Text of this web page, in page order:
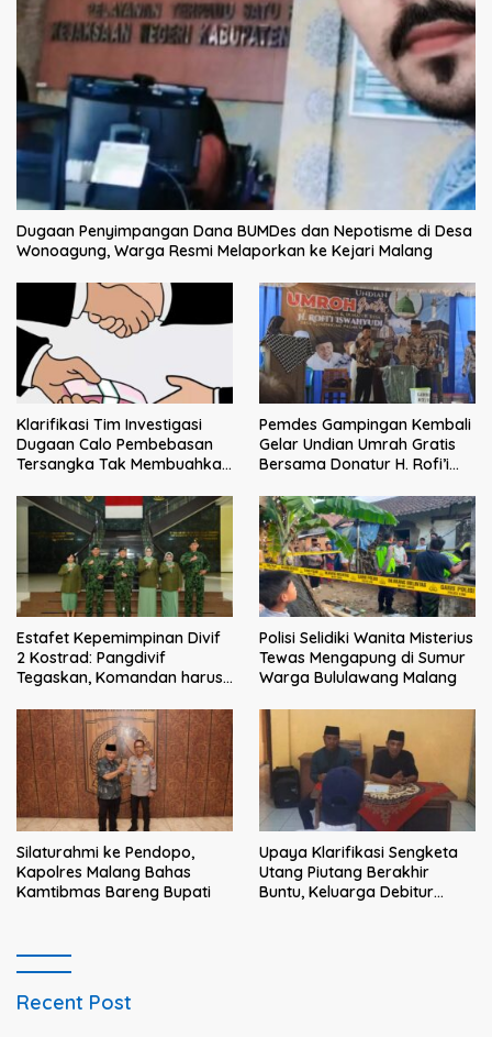
Dugaan Penyimpangan Dana BUMDes dan Nepotisme di Desa
Wonoagung, Warga Resmi Melaporkan ke Kejari Malang
Klarifikasi Tim Investigasi
Dugaan Calo Pembebasan
Tersangka Tak Membuahkan
Pemdes Gampingan Kembali
Gelar Undian Umrah Gratis
Bersama Donatur H. Rofi’i
bagi Pejuang Sosial
Estafet Kepemimpinan Divif
2 Kostrad: Pangdivif
Tegaskan, Komandan harus
dan solusi bagi prajurit
Polisi Selidiki Wanita Misterius
Tewas Mengapung di Sumur
Warga Bululawang Malang
Silaturahmi ke Pendopo,
Kapolres Malang Bahas
Kamtibmas Bareng Bupati
Upaya Klarifikasi Sengketa
Utang Piutang Berakhir
Buntu, Keluarga Debitur
Recent Post